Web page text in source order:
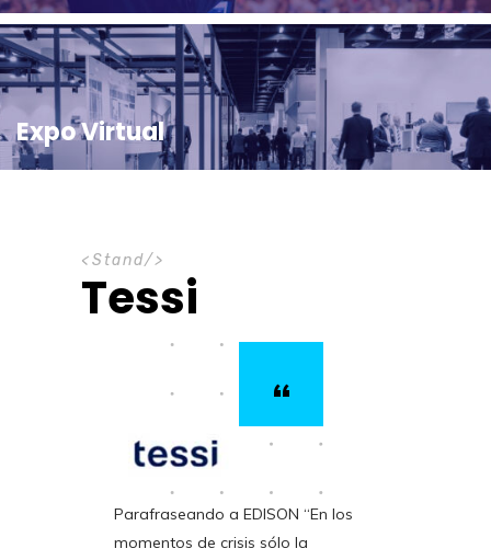
Expo Virtual
Stand
Tessi
“
Parafraseando a EDISON “En los
momentos de crisis sólo la